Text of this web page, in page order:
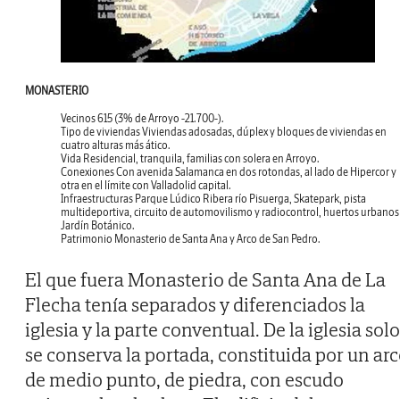
MONASTERIO
Vecinos615 (3% de Arroyo -21.700-).
Tipo de viviendasViviendas adosadas, dúplex y bloques de viviendas en
cuatro alturas más ático.
Vida Residencial, tranquila, familias con solera en Arroyo.
ConexionesCon avenida Salamanca en dos rotondas, al lado de Hipercor y
otra en el límite con Valladolid capital.
Infraestructuras Parque Lúdico Ribera río Pisuerga, Skatepark, pista
multideportiva, circuito de automovilismo y radiocontrol, huertos
Jardín Botánico.
Patrimonio Monasterio de Santa Ana y Arco de San Pedro.
El que fuera Monasterio de Santa Ana de La
Flecha tenía separados y diferenciados la
iglesia y la parte conventual. De la iglesia solo
se conserva la portada, constituida por un
de medio punto, de piedra, con escudo